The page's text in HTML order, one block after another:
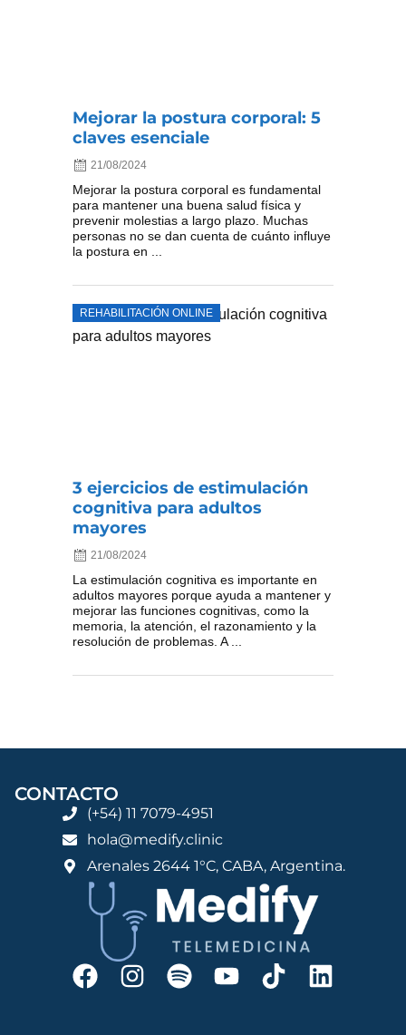
Mejorar la postura corporal: 5
claves esenciale
21/08/2024
Mejorar la postura corporal es fundamental
para mantener una buena salud física y
prevenir molestias a largo plazo. Muchas
personas no se dan cuenta de cuánto influye
la postura en ...
REHABILITACIÓN ONLINE
3 ejercicios de estimulación
cognitiva para adultos
mayores
21/08/2024
La estimulación cognitiva es importante en
adultos mayores porque ayuda a mantener y
mejorar las funciones cognitivas, como la
memoria, la atención, el razonamiento y la
resolución de problemas. A ...
CONTACTO
(+54) 11 7079-4951
hola@medify.clinic
Arenales 2644 1°C, CABA, Argentina.